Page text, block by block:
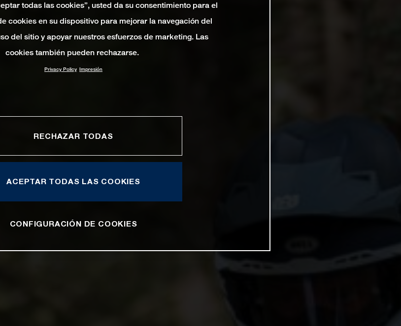
todas las cookies”, usted da su consentimiento para el
cookies en su dispositivo para mejorar la navegación del
del sitio y apoyar nuestros esfuerzos de marketing. Las
cookies también pueden rechazarse.
Privacy Policy Impresión
RECHAZAR TODAS
ACEPTAR TODAS LAS COOKIES
CONFIGURACIÓN DE COOKIES